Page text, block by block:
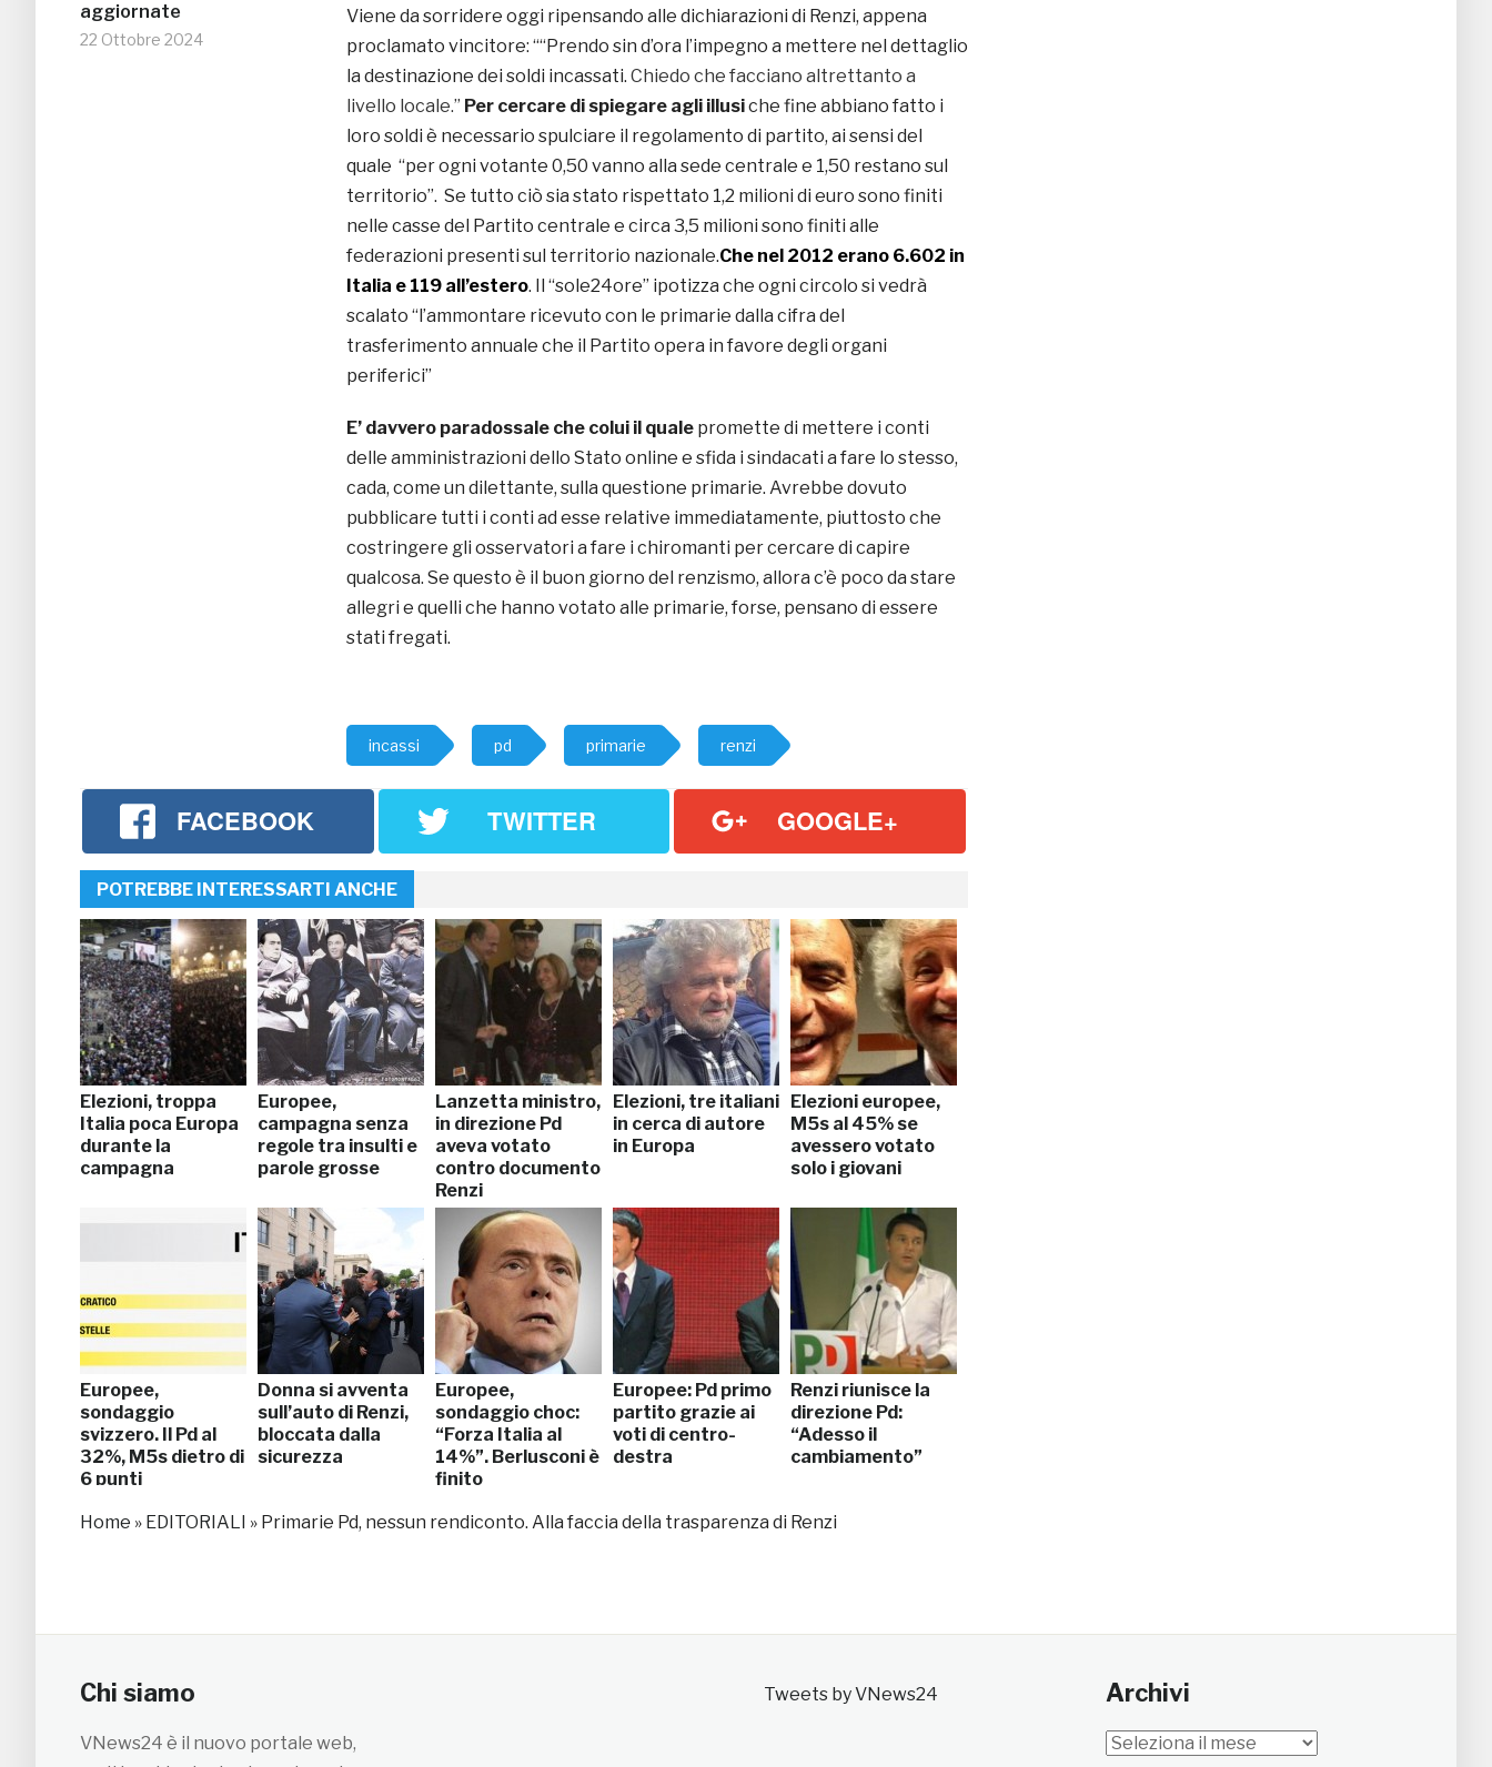
aggiornate
22 Ottobre 2024
Viene da sorridere oggi ripensando alle dichiarazioni di Renzi, appena
proclamato vincitore: ““Prendo sin d’ora l’impegno a mettere nel dettaglio
la destinazione dei soldi incassati. Chiedo che facciano altrettanto a
livello locale.” Per cercare di spiegare agli illusiche fine abbiano fatto i
loro soldi è necessario spulciare il regolamento di partito, ai sensi del
quale “per ogni votante 0,50 vanno alla sede centrale e 1,50 restano sul
territorio”. Se tutto ciò sia stato rispettato 1,2 milioni di euro sono finiti
nelle casse del Partito centrale e circa 3,5 milioni sono finiti alle
federazioni presenti sul territorio nazionale.Che nel 2012 erano 6.602 in
Italia e 119 all’estero. Il “sole24ore” ipotizza che ogni circolo si vedrà
scalato “l’ammontare ricevuto con le primarie dalla cifra del
trasferimento annuale che il Partito opera in favore degli organi
periferici”
E’ davvero paradossale che colui il quale promette di mettere i conti
delle amministrazioni dello Stato online e sfida i sindacati a fare lo stesso,
cada, come un dilettante, sulla questione primarie. Avrebbe dovuto
pubblicare tutti i conti ad esse relative immediatamente, piuttosto che
costringere gli osservatori a fare i chiromanti per cercare di capire
qualcosa. Se questo è il buon giorno del renzismo, allora c’è poco da stare
allegri e quelli che hanno votato alle primarie, forse, pensano di essere
stati fregati.
incassi pd primarie renzi
FACEBOOK TWITTER GOOGLE+
POTREBBE INTERESSARTI ANCHE
Elezioni, troppa
Italia poca Europa
durante la
campagna
Europee,
campagna senza
regole tra insulti e
parole grosse
Lanzetta ministro,
in direzione Pd
aveva votato
contro documento
Renzi
Elezioni, tre italiani
in cerca di autore
in Europa
Elezioni europee,
M5s al 45% se
avessero votato
solo i giovani
Europee,
sondaggio
svizzero. Il Pd al
32%, M5s dietro di
6 punti
Donna si avventa
sull’auto di Renzi,
bloccata dalla
sicurezza
Europee,
sondaggio choc:
“Forza Italia al
14%”. Berlusconi è
finito
Europee: Pd primo
partito grazie ai
voti di centro-
destra
Renzi riunisce la
direzione Pd:
“Adesso il
cambiamento”
Home » EDITORIALI » Primarie Pd, nessun rendiconto. Alla faccia della trasparenza di Renzi
Chi siamo
VNews24 è il nuovo portale web,
Tweets by VNews24 Archivi
Archivi